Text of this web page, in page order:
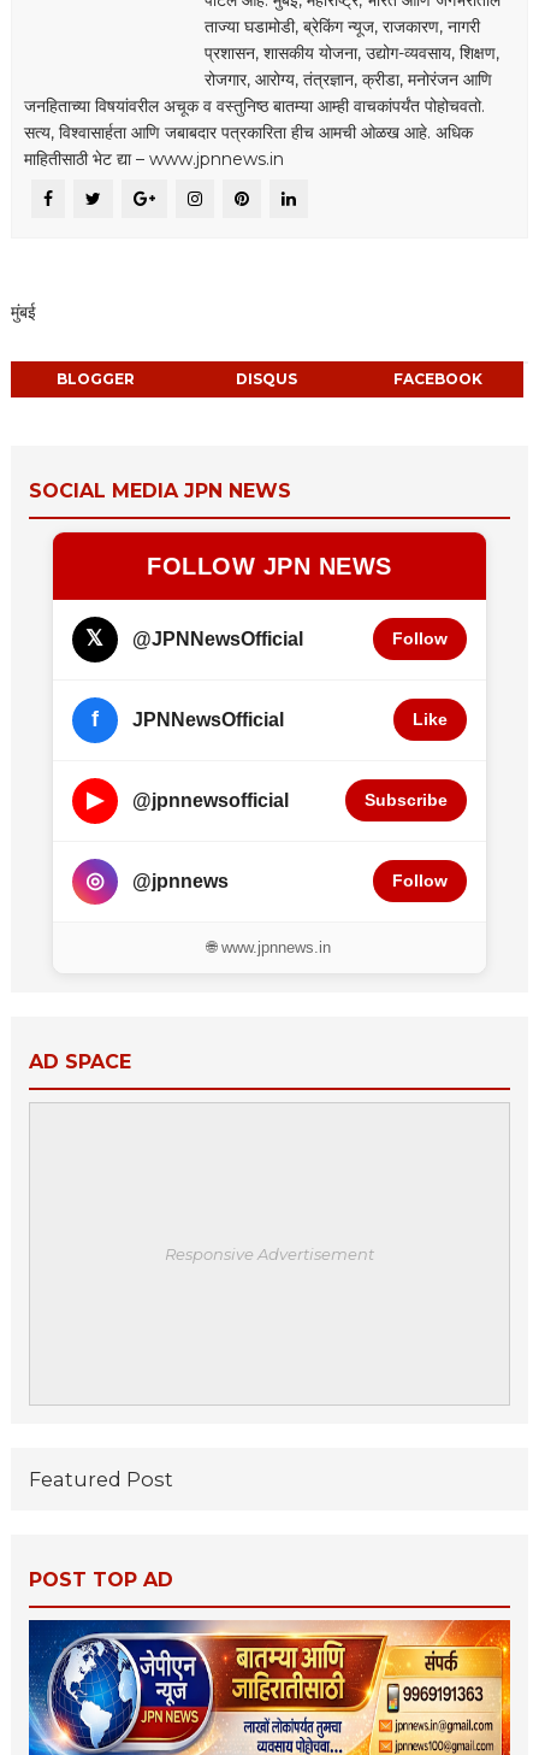
ताज्या घडामोडी, ब्रेकिंग न्यूज, राजकारण, नागरी
प्रशासन, शासकीय योजना, उद्योग-व्यवसाय, शिक्षण,
रोजगार, आरोग्य, तंत्रज्ञान, क्रीडा, मनोरंजन आणि
जनहिताच्या विषयांवरील अचूक व वस्तुनिष्ठ बातम्या आम्ही वाचकांपर्यंत पोहोचवतो.
सत्य, विश्वासार्हता आणि जबाबदार पत्रकारिता हीच आमची ओळख आहे. अधिक
माहितीसाठी भेट द्या – www.jpnnews.in
मुंबई
BLOGGER DISQUS FACEBOOK
SOCIAL MEDIA JPN NEWS
FOLLOW JPN NEWS
𝕏 @JPNNewsOfficial Follow
f JPNNewsOfficial Like
▶ @jpnnewsofficial Subscribe
◎ @jpnnews Follow
🌐 www.jpnnews.in
AD SPACE
Responsive Advertisement
Featured Post
POST TOP AD